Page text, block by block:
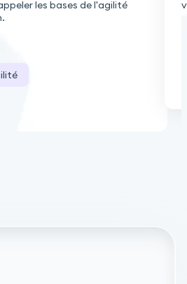
les bases de l'agilité